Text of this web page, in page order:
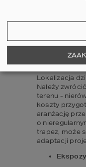
należy
Lokalizacja
Należy
terenu -
koszty
aranżację
o
trapez, może
adaptacji